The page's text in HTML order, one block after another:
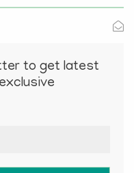
to get latest